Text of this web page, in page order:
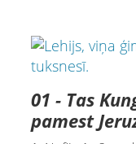
01 - Tas
pamest